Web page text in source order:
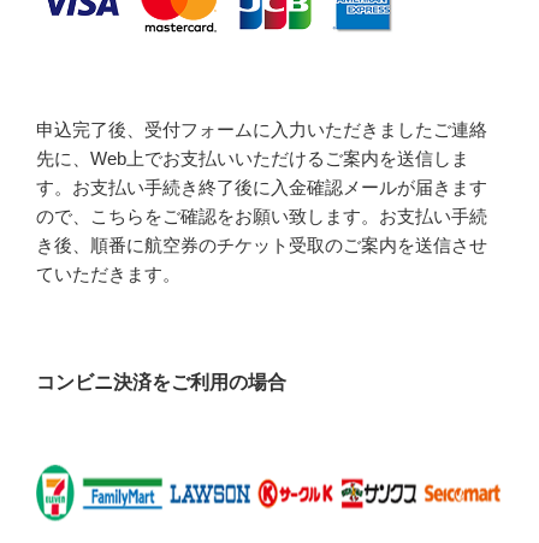
申込完了後、受付フォームに入力いただきましたご連絡
先に、Web上でお支払いいただけるご案内を送信しま
す。お支払い手続き終了後に入金確認メールが届きます
ので、こちらをご確認をお願い致します。お支払い手続
き後、順番に航空券のチケット受取のご案内を送信させ
ていただきます。
コンビニ決済をご利用の場合